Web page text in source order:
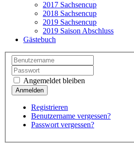
2017 Sachsencup
2018 Sachsencup
2019 Sachsencup
2019 Saison Abschluss
Gästebuch
Angemeldet bleiben
Registrieren
Benutzername vergessen?
Passwort vergessen?